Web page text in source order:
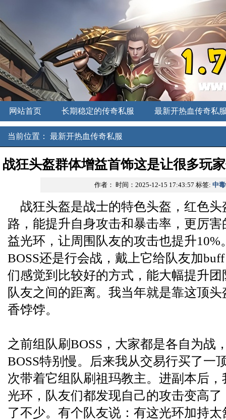
网站首页 长期稳定的传奇私服
最新开热血传奇私
新开中变传奇
刚开一秒私服
传奇发布网
当前位置： 最新开热血传奇私服
战狂头盔群体增益首饰这是让很多玩
方式
作者： 时间：2025-12-15 17:43:57 标签: 中
战狂头盔是战士的特色头盔，红色
路，能提升自身攻击和暴击率，更厉
益光环，让周围队友的攻击也提升10%
BOSS还是行会战，戴上它给队友加
们感觉到比较好的方式，能大幅提升
队友之间的距离。我当年就是靠这顶
香饽饽。
之前组队刷BOSS，大家都是各自为战
BOSS特别慢。后来我从交易行买了一
次带着它组队刷祖玛教主。进副本后
光环，队友们都发现自己的攻击变高
了不少。有个队友说：有这光环加持